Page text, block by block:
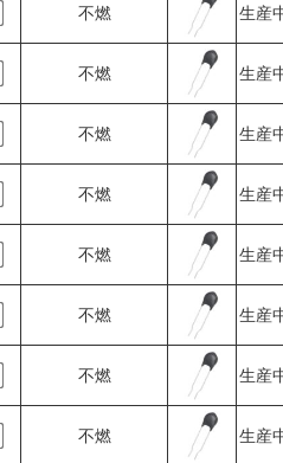
不燃 生産
不燃 生産
不燃 生産
不燃 生産
不燃 生産
不燃 生産
不燃 生産
不燃 生産